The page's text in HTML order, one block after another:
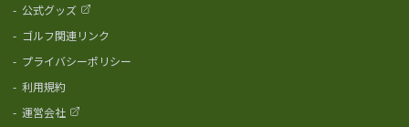
- 公式グッズ
- ゴルフ関連リンク
- プライバシーポリシー
- 利用規約
- 運営会社